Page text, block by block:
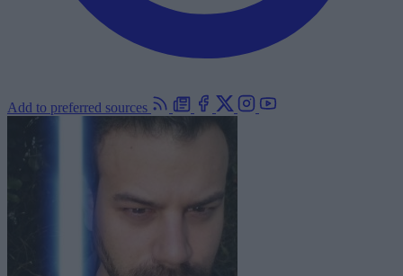
Add to preferred sources